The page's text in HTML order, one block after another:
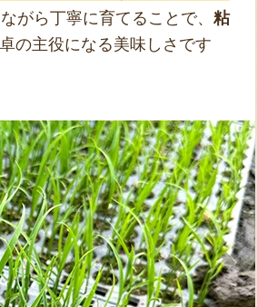
がら丁寧に育てることで、 粘
の主役になる美味しさです